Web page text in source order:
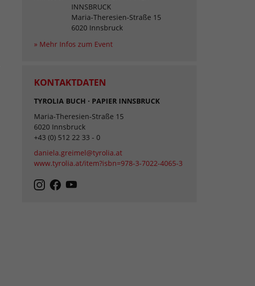
INNSBRUCK
Maria-Theresien-Straße 15
6020 Innsbruck
» Mehr Infos zum Event
KONTAKTDATEN
TYROLIA BUCH · PAPIER INNSBRUCK
Maria-Theresien-Straße 15
6020 Innsbruck
+43 (0) 512 22 33 - 0
daniela.greimel@tyrolia.at
www.tyrolia.at/item?isbn=978-3-7022-4065-3